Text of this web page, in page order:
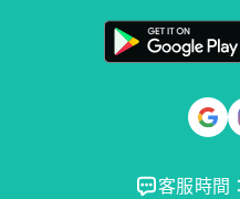
客服時間